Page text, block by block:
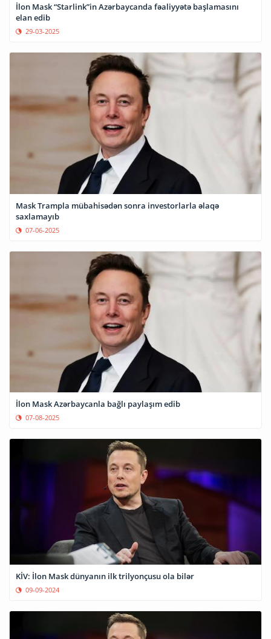
İlon Mask “Starlink”in Azərbaycanda fəaliyyətə başlamasını
elan edib
29-03-2025
Mask Trampla mübahisədən sonra investorlarla əlaqə
saxlamayıb
07-06-2025
İlon Mask Azərbaycanla bağlı paylaşım edib
07-08-2025
KİV: İlon Mask dünyanın ilk trilyonçusu ola bilər
09-09-2024